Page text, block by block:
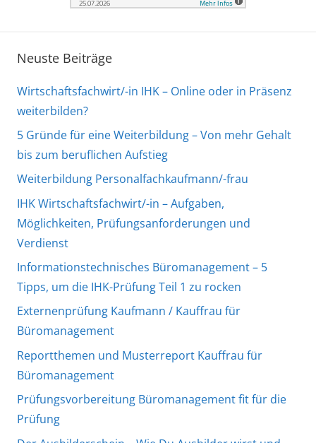
Neuste Beiträge
Wirtschaftsfachwirt/-in IHK – Online oder in Präsenz
weiterbilden?
5 Gründe für eine Weiterbildung – Von mehr Gehalt
bis zum beruflichen Aufstieg
Weiterbildung Personalfachkaufmann/-frau
IHK Wirtschaftsfachwirt/-in – Aufgaben,
Möglichkeiten, Prüfungsanforderungen und
Verdienst
Informationstechnisches Büromanagement – 5
Tipps, um die IHK-Prüfung Teil 1 zu rocken
Externenprüfung Kaufmann / Kauffrau für
Büromanagement
Reportthemen und Musterreport Kauffrau für
Büromanagement
Prüfungsvorbereitung Büromanagement fit für die
Prüfung